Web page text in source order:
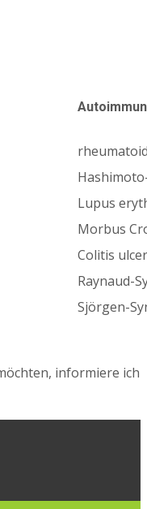
Lupus
Morbus
Colitis
Raynaud-
Sjörgen-
informiere ich